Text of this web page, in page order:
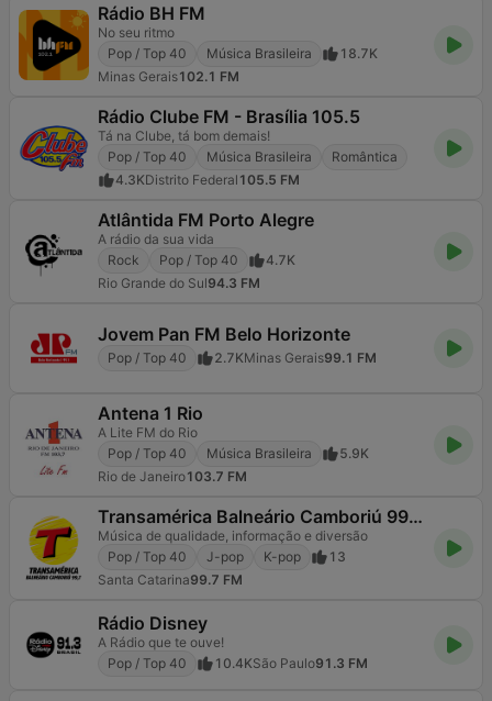
Rádio BH FM
No seu ritmo
Pop / Top 40
Música Brasileira
18.7K
Minas Gerais102.1 FM
Rádio Clube FM - Brasília 105.5
Tá na Clube, tá bom demais!
Pop / Top 40
Música Brasileira
Romântica
4.3KDistrito Federal 105.5 FM
Atlântida FM Porto Alegre
A rádio da sua vida
Rock
Pop / Top 40
4.7K
Rio Grande do Sul94.3 FM
Jovem Pan FM Belo Horizonte
Pop / Top 40 2.7KMinas Gerais99.1 FM
Antena 1 Rio
A Lite FM do Rio
Pop / Top 40
Música Brasileira
5.9K
Rio de Janeiro103.7 FM
Transamérica Balneário Camboriú 99.7 FM
Música de qualidade, informação e diversão
Pop / Top 40
J-pop K-pop
13
Santa Catarina99.7 FM
Rádio Disney
A Rádio que te ouve!
Pop / Top 40
10.4KSão Paulo91.3 FM